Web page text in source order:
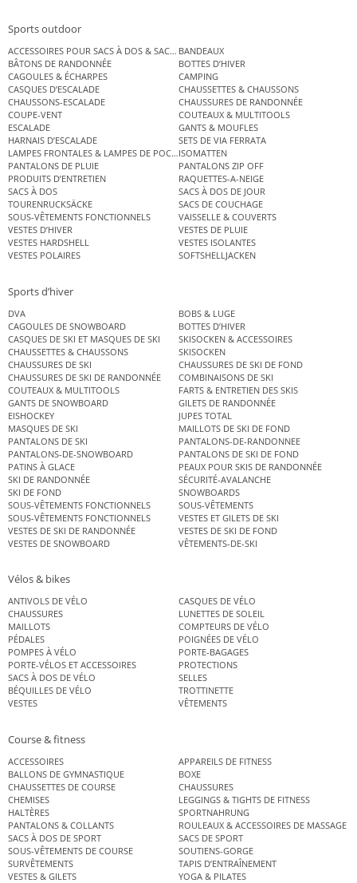
Sports outdoor
ACCESSOIRES POUR SACS À DOS & SACS ÉTANCHES
BANDEAUX
BÂTONS DE RANDONNÉE
BOTTES D’HIVER
CAGOULES & ÉCHARPES
CAMPING
CASQUES D’ESCALADE
CHAUSSETTES & CHAUSSONS
CHAUSSONS-ESCALADE
CHAUSSURES DE RANDONNÉE
COUPE-VENT
COUTEAUX & MULTITOOLS
ESCALADE
GANTS & MOUFLES
HARNAIS D’ESCALADE
SETS DE VIA FERRATA
LAMPES FRONTALES & LAMPES DE POCHEISOMATTEN
PANTALONS DE PLUIE
PANTALONS ZIP OFF
PRODUITS D’ENTRETIEN
RAQUETTES-A-NEIGE
SACS À DOS
SACS À DOS DE JOUR
TOURENRUCKSÄCKE
SACS DE COUCHAGE
SOUS-VÊTEMENTS FONCTIONNELS
VAISSELLE & COUVERTS
VESTES D’HIVER
VESTES DE PLUIE
VESTES HARDSHELL
VESTES ISOLANTES
VESTES POLAIRES
SOFTSHELLJACKEN
Sports d’hiver
DVA
BOBS & LUGE
CAGOULES DE SNOWBOARD
BOTTES D’HIVER
CASQUES DE SKI ET MASQUES DE SKI
SKISOCKEN & ACCESSOIRES
CHAUSSETTES & CHAUSSONS
SKISOCKEN
CHAUSSURES DE SKI
CHAUSSURES DE SKI DE FOND
CHAUSSURES DE SKI DE RANDONNÉE
COMBINAISONS DE SKI
COUTEAUX & MULTITOOLS
FARTS & ENTRETIEN DES SKIS
GANTS DE SNOWBOARD
GILETS DE RANDONNÉE
EISHOCKEY
JUPES TOTAL
MASQUES DE SKI
MAILLOTS DE SKI DE FOND
PANTALONS DE SKI
PANTALONS-DE-RANDONNEE
PANTALONS-DE-SNOWBOARD
PANTALONS DE SKI DE FOND
PATINS À GLACE
PEAUX POUR SKIS DE RANDONNÉE
SKI DE RANDONNÉE
SÉCURITÉ-AVALANCHE
SKI DE FOND
SNOWBOARDS
SOUS-VÊTEMENTS FONCTIONNELS
SOUS-VÊTEMENTS
SOUS-VÊTEMENTS FONCTIONNELS
VESTES ET GILETS DE SKI
VESTES DE SKI DE RANDONNÉE
VESTES DE SKI DE FOND
VESTES DE SNOWBOARD
VÊTEMENTS-DE-SKI
Vélos & bikes
ANTIVOLS DE VÉLO
CASQUES DE VÉLO
CHAUSSURES
LUNETTES DE SOLEIL
MAILLOTS
COMPTEURS DE VÉLO
PÉDALES
POIGNÉES DE VÉLO
POMPES À VÉLO
PORTE-BAGAGES
PORTE-VÉLOS ET ACCESSOIRES
PROTECTIONS
SACS À DOS DE VÉLO
SELLES
BÉQUILLES DE VÉLO
TROTTINETTE
VESTES
VÊTEMENTS
Course & fitness
ACCESSOIRES
APPAREILS DE FITNESS
BALLONS DE GYMNASTIQUE
BOXE
CHAUSSETTES DE COURSE
CHAUSSURES
CHEMISES
LEGGINGS & TIGHTS DE FITNESS
HALTÈRES
SPORTNAHRUNG
PANTALONS & COLLANTS
ROULEAUX & ACCESSOIRES DE MASSAGE
SACS À DOS DE SPORT
SACS DE SPORT
SOUS-VÊTEMENTS DE COURSE
SOUTIENS-GORGE
SURVÊTEMENTS
TAPIS D’ENTRAÎNEMENT
VESTES & GILETS
YOGA & PILATES